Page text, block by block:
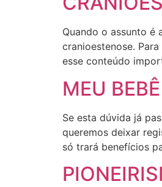
Quando o assunto é
cranioestenose.
esse conteúdo
MEU
Se esta dúvida já
queremos deixar
só trará benefícios